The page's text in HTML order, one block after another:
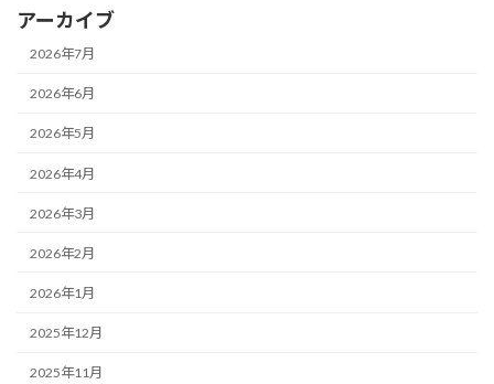
アーカイブ
2026年7月
2026年6月
2026年5月
2026年4月
2026年3月
2026年2月
2026年1月
2025年12月
2025年11月